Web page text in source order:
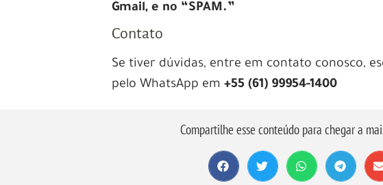
Gmail, e no “SPAM.”
Contato
Se tiver dúvidas, entre em contato conosco,
pelo WhatsApp em+55 (61) 99954-1400
Compartilhe esse conteúdo para chegar a